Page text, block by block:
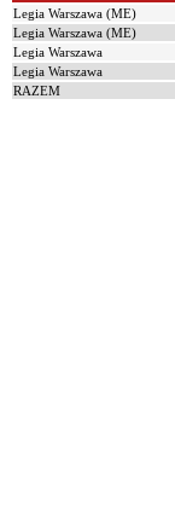
Legia Warszawa (ME)
Legia Warszawa (ME)
Legia Warszawa
Legia Warszawa
RAZEM